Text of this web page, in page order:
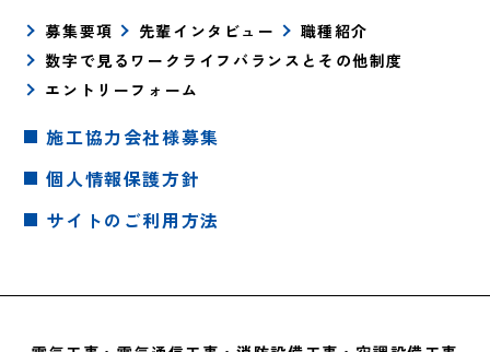
募集要項 先輩インタビュー
職種紹介
数字で見るワークライフバランスとその他制度
エントリーフォーム
施工協力会社様募集
個人情報保護方針
サイトのご利用方法